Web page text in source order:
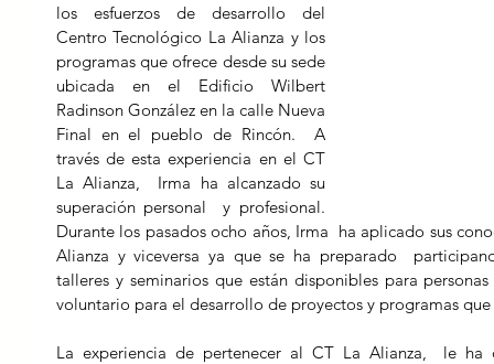
los esfuerzos de desarrollo del
Centro Tecnológico La Alianza y los
programas que ofrece desde su sede
ubicada en el Edificio Wilbert
Radinson González en la calle Nueva
Final en el pueblo de Rincón.  A
través de esta experiencia en el CT
La Alianza,  Irma ha alcanzado su
superación personal  y profesional.
Durante los pasados ocho años, Irma  ha aplicado sus
Alianza y viceversa ya que se ha preparado
talleres y seminarios que están disponibles para
La experiencia de pertenecer al CT La Alianza,  le